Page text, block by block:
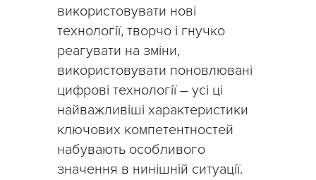
використовувати нові
технології, творчо і гнучко
реагувати на зміни,
використовувати поновлювані
цифрові технології – усі ці
найважливіші характеристики
ключових компетентностей
набувають особливого
значення в нинішній ситуації.